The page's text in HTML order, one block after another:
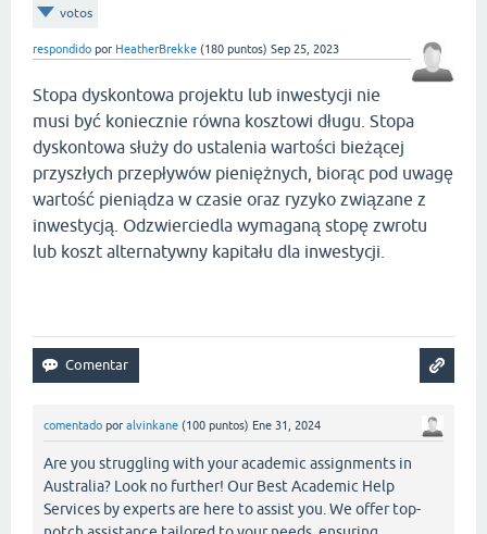
votos
respondido por HeatherBrekke (180 puntos) Sep 25, 2023
Stopa dyskontowa projektu lub inwestycji nie
musi być koniecznie równa kosztowi długu. Stopa
dyskontowa służy do ustalenia wartości bieżącej
przyszłych przepływów pieniężnych, biorąc pod uwagę
wartość pieniądza w czasie oraz ryzyko związane z
inwestycją. Odzwierciedla wymaganą stopę zwrotu
lub koszt alternatywny kapitału dla inwestycji.
comentado por alvinkane (100 puntos) Ene 31, 2024
Are you struggling with your academic assignments in
Australia? Look no further! Our Best Academic Help
Services by experts are here to assist you. We offer top-